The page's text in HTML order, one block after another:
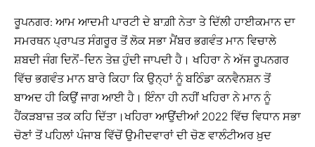
ਰੂਪਨਗਰ: ਆਮ ਆਦਮੀ ਪਾਰਟੀ ਦੇ ਬਾਗ਼ੀ ਨੇਤਾ ਤੇ ਦਿੱਲੀ ਹਾਈਕਮਾਨ ਦਾ
ਸਮਰਥਨ ਪ੍ਰਾਪਤ ਸੰਗਰੂਰ ਤੋਂ ਲੋਕ ਸਭਾ ਮੈਂਬਰ ਭਗਵੰਤ ਮਾਨ ਵਿਚਾਲੇ
ਸ਼ਬਦੀ ਜੰਗ ਦਿਨੋਂ-ਦਿਨ ਤੇਜ਼ ਹੁੰਦੀ ਜਾਪਦੀ ਹੈ। ਖਹਿਰਾ ਨੇ ਅੱਜ ਰੂਪਨਗਰ
ਵਿੱਚ ਭਗਵੰਤ ਮਾਨ ਬਾਰੇ ਕਿਹਾ ਕਿ ਉਨ੍ਹਾਂ ਨੂੰ ਬਠਿੰਡਾ ਕਨਵੈਨਸ਼ਨ ਤੋਂ
ਬਾਅਦ ਹੀ ਕਿਉਂ ਜਾਗ ਆਈ ਹੈ। ਇੰਨਾ ਹੀ ਨਹੀਂ ਖਹਿਰਾ ਨੇ ਮਾਨ ਨੂੰ
ਹੈਂਕੜਬਾਜ਼ ਤਕ ਕਹਿ ਦਿੱਤਾ।ਖਹਿਰਾ ਆਉਂਦੀਆਂ 2022 ਵਿੱਚ ਵਿਧਾਨ ਸਭਾ
ਚੋਣਾਂ ਤੋਂ ਪਹਿਲਾਂ ਪੰਜਾਬ ਵਿੱਚੋਂ ਉਮੀਦਵਾਰਾਂ ਦੀ ਚੋਣ ਵਾਲੰਟੀਅਰ ਖ਼ੁਦ